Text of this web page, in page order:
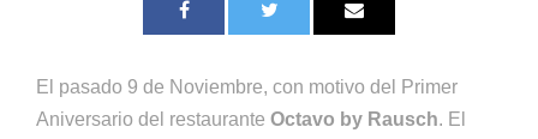
El pasado 9 de Noviembre, con motivo del Primer
Aniversario del restaurante Octavo by Rausch. El